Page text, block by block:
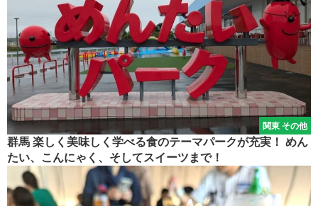
関東 その他
群馬 楽しく美味しく学べる食のテーマパークが充実！ めん
たい、こんにゃく、そしてスイーツまで！